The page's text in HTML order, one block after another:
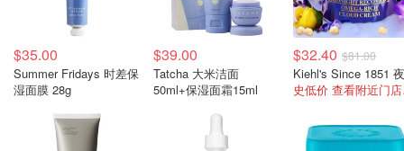
$35.00
Summer Fridays 时差保
湿面膜 28g
$39.00
Tatcha 大米洁面
50ml+保湿面霜15ml
$32.40 $81.00
史